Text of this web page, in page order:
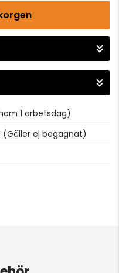
1 arbetsdag)
(Gäller ej begagnat)